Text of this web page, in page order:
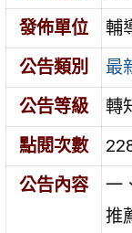
發佈單位
輔
公告類別
最
公告等級
轉
點閱次數
公告內容
一
推